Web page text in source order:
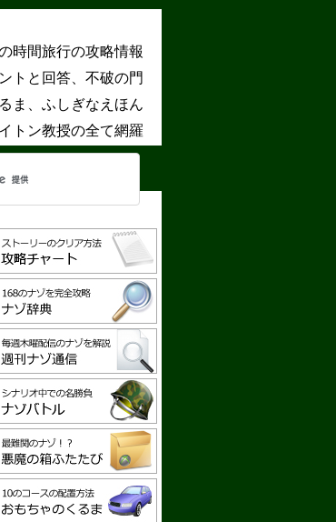
時間旅行の攻略情報
トと回答、不破の門
ま、ふしぎなえほん
トン教授の全て網羅